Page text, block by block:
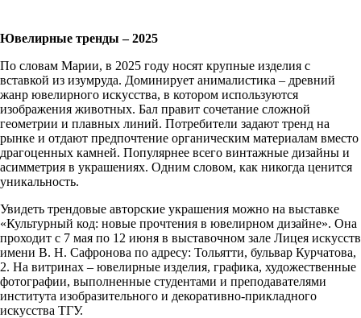
Ювелирные тренды – 2025
По словам Марии, в 2025 году носят крупные изделия с
вставкой из изумруда. Доминирует анималистика – древний
жанр ювелирного искусства, в котором используются
изображения животных. Бал правит сочетание сложной
геометрии и плавных линий. Потребители задают тренд на
рынке и отдают предпочтение органическим материалам вместо
драгоценных камней. Популярнее всего винтажные дизайны и
асимметрия в украшениях. Одним словом, как никогда ценится
уникальность.
Увидеть трендовые авторские украшения можно на выставке
«Культурный код: новые прочтения в ювелирном дизайне». Она
проходит с 7 мая по 12 июня в выставочном зале Лицея искусств
имени В. Н. Сафронова по адресу: Тольятти, бульвар Курчатова,
2. На витринах – ювелирные изделия, графика, художественные
фотографии, выполненные студентами и преподавателями
института изобразительного и декоративно-прикладного
искусства ТГУ.